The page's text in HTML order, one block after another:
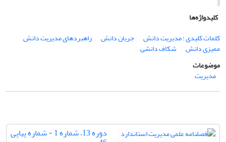
کلیدواژه‌ها
کلمات کلیدی : مدیریت دانش
جریان دانش راهبردهای مدیریت دانش
ممیزی دانش
شکاف دانشی
موضوعات
مدیریت
دوره 13، شماره 1 - شماره پیاپی